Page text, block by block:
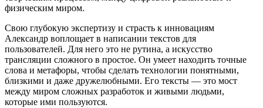
физическим миром.
Свою глубокую экспертизу и страсть к инновациям
Александр воплощает в написании текстов для
пользователей. Для него это не рутина, а искусство
трансляции сложного в простое. Он умеет находить точные
слова и метафоры, чтобы сделать технологии понятными,
близкими и даже дружелюбными. Его тексты — это мост
между миром сложных разработок и живыми людьми,
которые ими пользуются.